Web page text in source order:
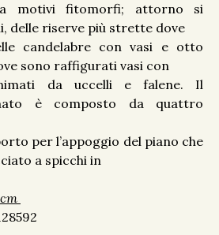
motivi fitomorfi; attorno si
delle riserve più strette dove
candelabre con vasi e otto
sono raffigurati vasi con
da uccelli e falene. Il
è composto da quattro
per l’appoggio del piano che
a spicchi in